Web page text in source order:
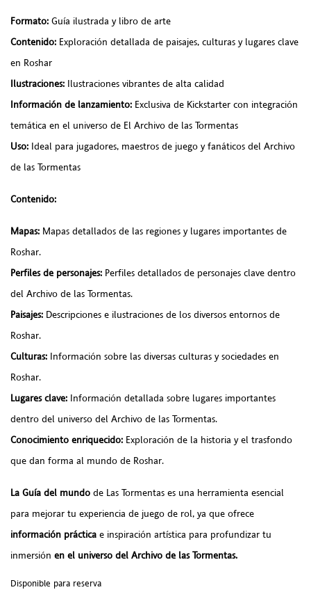
Formato: Guía ilustrada y libro de arte
Contenido: Exploración detallada de paisajes, culturas y lugares clave
en Roshar
Ilustraciones: Ilustraciones vibrantes de alta calidad
Información de lanzamiento: Exclusiva de Kickstarter con integración
temática en el universo de El Archivo de las Tormentas
Uso: Ideal para jugadores, maestros de juego y fanáticos del Archivo
de las Tormentas
Contenido:
Mapas: Mapas detallados de las regiones y lugares importantes de
Roshar.
Perfiles de personajes: Perfiles detallados de personajes clave dentro
del Archivo de las Tormentas.
Paisajes: Descripciones e ilustraciones de los diversos entornos de
Roshar.
Culturas: Información sobre las diversas culturas y sociedades en
Roshar.
Lugares clave: Información detallada sobre lugares importantes
dentro del universo del Archivo de las Tormentas.
Conocimiento enriquecido: Exploración de la historia y el trasfondo
que dan forma al mundo de Roshar.
La Guía del mundo de Las Tormentas es una herramienta esencial
para mejorar tu experiencia de juego de rol, ya que ofrece
información práctica e inspiración artística para profundizar tu
inmersión en el universo del Archivo de las Tormentas.
Disponible para reserva